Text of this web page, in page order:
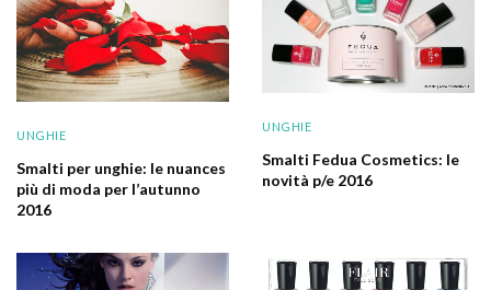
UNGHIE
Smalti per unghie: le nuances
più di moda per l’autunno
2016
UNGHIE
Smalti Fedua Cosmetics: le
novità p/e 2016